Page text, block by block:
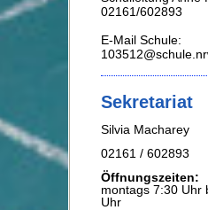
02161/602893
E-Mail Schule:
Sekretariat
Silvia Macharey
02161 / 602893
Öffnungszeiten:
montags 7:30 Uhr
Uhr